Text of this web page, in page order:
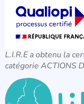
L.I.R.E a obtenu la
catégorie ACTIONS